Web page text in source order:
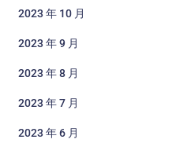
2023 年 10 月
2023 年 9 月
2023 年 8 月
2023 年 7 月
2023 年 6 月